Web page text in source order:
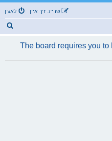
לאגין שרייב זיך איין
The board requires you